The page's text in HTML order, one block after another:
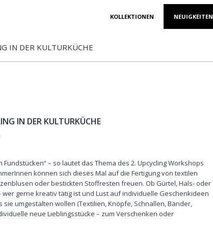
MAIN MENU
KOLLEKTIONEN NEUIGKEITEN
IN DER KULTURKÜCHE
IN DER KULTURKÜCHE
– so lautet das Thema des 2. Upcycling Workshops
können sich dieses Mal auf die Fertigung von textilen
oder bestickten Stoffresten freuen. Ob Gürtel, Hals- oder
gerne kreativ tätig ist und Lust auf individuelle Geschenkideen
umgestalten wollen (Textilien, Knöpfe, Schnallen, Bänder,
neue Lieblingsstücke – zum Verschenken oder